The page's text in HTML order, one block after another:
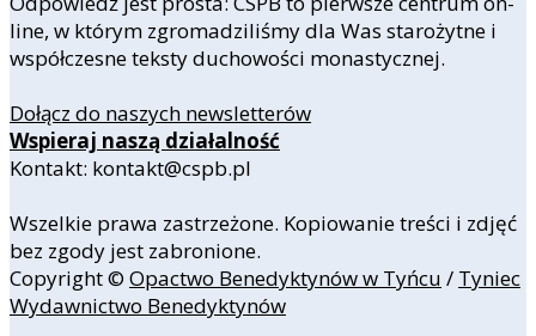
line, w którym zgromadziliśmy dla Was starożytne i
współczesne teksty duchowości monastycznej.
Dołącz do naszych newsletterów
Wspieraj naszą działalność
Kontakt: kontakt@cspb.pl
Wszelkie prawa zastrzeżone. Kopiowanie treści i zdjęć
bez zgody jest zabronione.
Copyright © Opactwo Benedyktynów w Tyńcu / Tyniec
Wydawnictwo Benedyktynów